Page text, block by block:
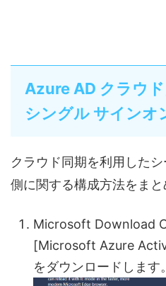
Azure AD クラウ
シングル サインオ
クラウド同期を利用した
側に関する構成方法をまと
Microsoft Download
[Microsoft Azure
をダウンロードします。